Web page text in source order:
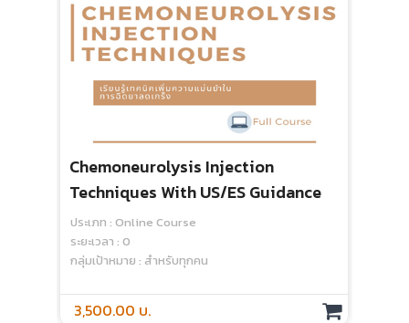
Chemoneurolysis Injection
Techniques With US/ES Guidance
ประเภท : Online Course
ระยะเวลา : 0
กลุ่มเป้าหมาย : สำหรับทุกคน
3,500.00 บ.